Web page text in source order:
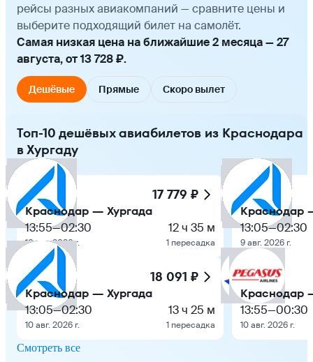
рейсы разных авиакомпаний — сравните цены и
выберите подходящий билет на самолёт.
Самая низкая цена на ближайшие 2 месяца — 27
августа, от 13 728 ₽.
Дешёвые Прямые Скоро вылет
Топ-10 дешёвых авиабилетов из Краснодара
в Хургаду
17 779 ₽
Краснодар — Хургада
13:55—02:30
10 авг. 2026 г.
12 ч 35 м
1 пересадка
18 091 ₽
Краснодар — Хургада
13:05—02:30
10 авг. 2026 г.
13 ч 25 м
1 пересадка
Краснодар
13:05—02:30
9 авг. 2026 г.
Краснодар
13:55—00:30
10 авг. 2026 г.
Смотреть все